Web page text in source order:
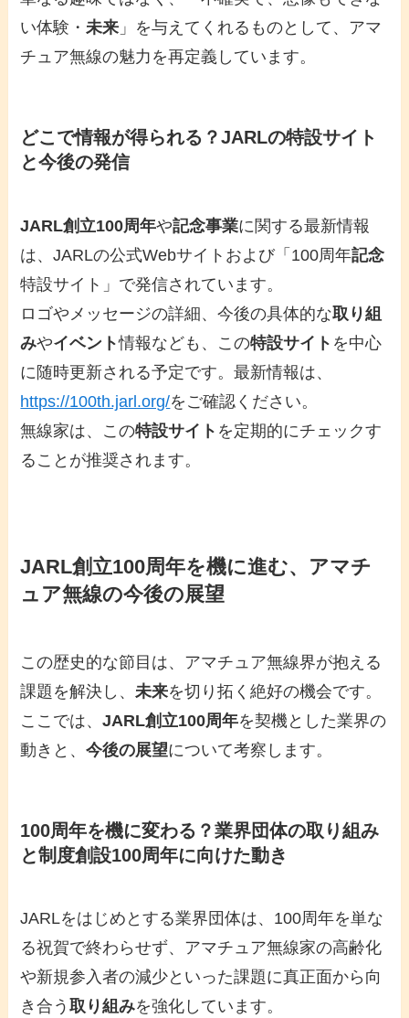
い体験・未来 」を与えてくれるものとして、アマ
チュア無線の魅力を再定義しています。
どこで情報が得られる？JARLの特設サイト
と今後の発信
JARL創立100周年や記念事業に関する最新情報
は、JARLの公式Webサイトおよび「100周年記念
特設サイト」で発信されています。
ロゴやメッセージの詳細、今後の具体的な取り組
みやイベント情報なども、この特設サイト を中心
に随時更新される予定です。最新情報は、
https://100th.jarl.org/をご確認ください。
無線家は、この特設サイト を定期的にチェックす
ることが推奨されます。
JARL創立100周年を機に進む、アマチ
ュア無線の今後の展望
この歴史的な節目は、アマチュア無線界が抱える
課題を解決し、 未来を切り拓く絶好の機会です。
ここでは、JARL創立100周年を契機とした業界の
動きと、今後の展望について考察します。
100周年を機に変わる？業界団体の取り組み
と制度創設100周年に向けた動き
JARLをはじめとする業界団体は、100周年を単な
る祝賀で終わらせず、アマチュア無線家の高齢化
や新規参入者の減少といった課題に真正面から向
き合う取り組みを強化しています。